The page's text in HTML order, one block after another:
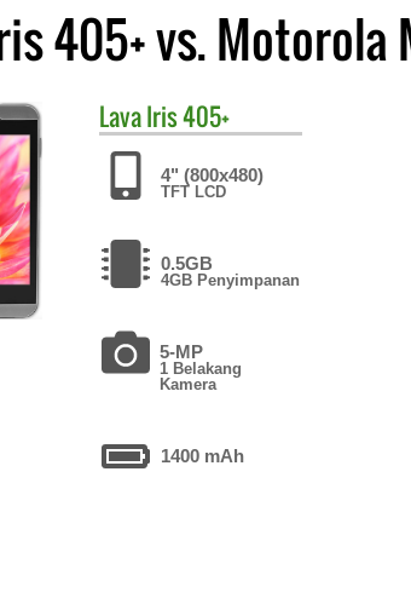
405+ vs. Motorola
LavaIris 405+
4" (800x480)
TFT LCD
0.5GB
4GB Penyimpanan
5-MP
1 Belakang
Kamera
1400 mAh